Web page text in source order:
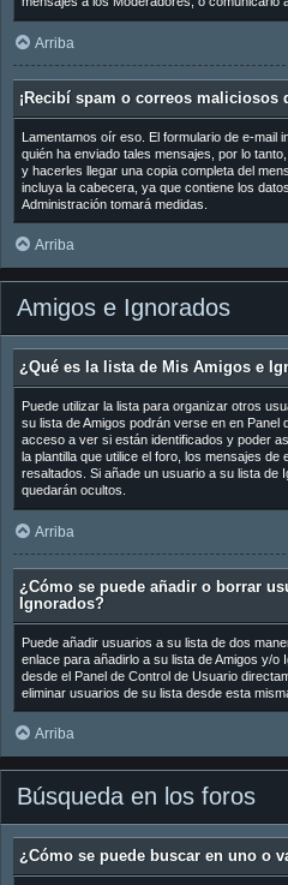
Arriba
¡Recibí spam o correos maliciosos
Lamentamos oír eso. El formulario de e-mail
quién ha enviado tales mensajes, por lo
y hacerles llegar una copia completa del
incluya la cabecera, ya que contiene los
Administración tomará medidas.
Arriba
Amigos e Ignorados
¿Qué es la lista de Mis Amigos e
Puede utilizar la lista para organizar otros
su lista de Amigos podrán verse en en Panel
acceso a ver si están identificados y poder
la plantilla que utilice el foro, los mensajes
resaltados. Si añade un usuario a su lista de
quedarán ocultos.
Arriba
¿Cómo se puede añadir o borrar
Ignorados?
Puede añadir usuarios a su lista de dos
enlace para añadirlo a su lista de Amigos y/o
desde el Panel de Control de Usuario
eliminar usuarios de su lista desde esta
Arriba
Búsqueda en los foros
¿Cómo se puede buscar en uno o